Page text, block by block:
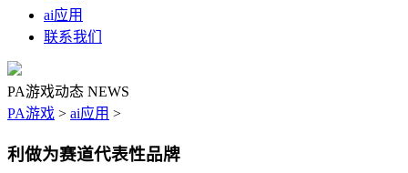
ai应用
联系我们
PA游戏动态 NEWS
PA游戏 > ai应用 >
利做为赛道代表性品牌